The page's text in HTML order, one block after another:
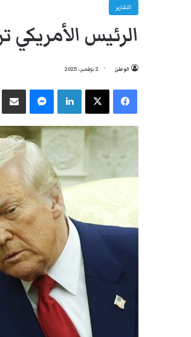
التقارير
الرئيس
الوطن 2 نوفمبر، 2025
فيسبوك ‫X لينكدإن ماسنجر